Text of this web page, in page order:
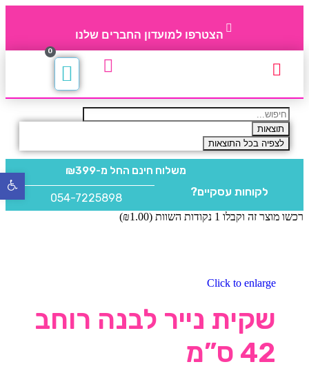
הצטרפו למועדון החברים שלנו
0
תוצאות
לצפיה בכל התוצאות
משלוח חינם החל מ-₪399
לקוחות עסקיים? 054-7225898
רכשו מוצר זה וקבלו 1 נקודות השוות ( ₪1.00
)
Click to enlarge
שקית נייר לבנה רוחב
42 ס”מ
פתח